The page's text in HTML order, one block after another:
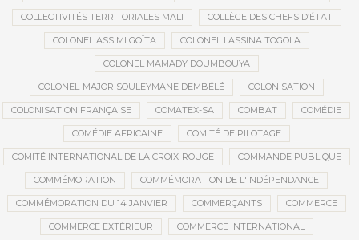
COLLECTIVITÉS TERRITORIALES MALI COLLÈGE DES CHEFS D’ÉTAT
COLONEL ASSIMI GOÏTA COLONEL LASSINA TOGOLA
COLONEL MAMADY DOUMBOUYA
COLONEL-MAJOR SOULEYMANE DEMBÉLÉ COLONISATION
COLONISATION FRANÇAISE COMATEX-SA COMBAT COMÉDIE
COMÉDIE AFRICAINE COMITÉ DE PILOTAGE
COMITÉ INTERNATIONAL DE LA CROIX-ROUGE COMMANDE PUBLIQUE
COMMÉMORATION COMMÉMORATION DE L'INDÉPENDANCE
COMMÉMORATION DU 14 JANVIER COMMERÇANTS COMMERCE
COMMERCE EXTÉRIEUR COMMERCE INTERNATIONAL